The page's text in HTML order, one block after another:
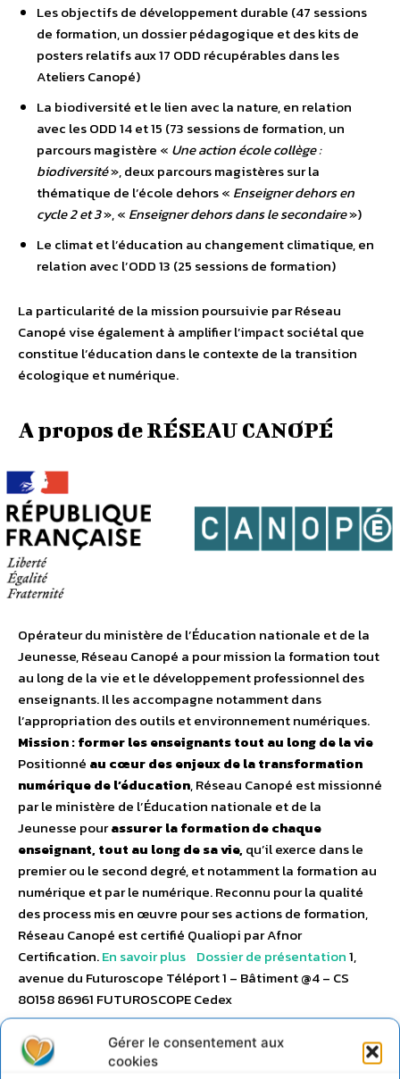
Gérer le consentement aux
cookies
Les objectifs de développement durable (47 sessions
de formation, un dossier pédagogique et des kits de
posters relatifs aux 17 ODD récupérables dans les
Ateliers Canopé)
La biodiversité et le lien avec la nature, en relation
avec les ODD 14 et 15 (73 sessions de formation, un
parcours magistère « Une action école collège :
biodiversité», deux parcours magistères sur la
thématique de l’école dehors « Enseigner dehors en
cycle 2 et 3», « Enseigner dehors dans le secondaire»)
Le climat et l’éducation au changement climatique, en
relation avec l’ODD 13 (25 sessions de formation)
La particularité de la mission poursuivie par Réseau
Canopé vise également à amplifier l’impact sociétal que
constitue l’éducation dans le contexte de la transition
écologique et numérique.
A propos de RÉSEAU CANOPÉ
Opérateur du ministère de l’Éducation nationale et de la
Jeunesse, Réseau Canopé a pour mission la formation tout
au long de la vie et le développement professionnel des
enseignants. Il les accompagne notamment dans
l’appropriation des outils et environnement numériques.
Mission : former les enseignants tout au long de la vie
Positionné au cœur des enjeux de la transformation
numérique de l’éducation, Réseau Canopé est missionné
par le ministère de l’Éducation nationale et de la
Jeunesse pourassurer la formation de chaque
enseignant, tout au long de sa vie,qu’il exerce dans le
premier ou le second degré, et notamment la formation au
numérique et par le numérique. Reconnu pour la qualité
des process mis en œuvre pour ses actions de formation,
Réseau Canopé est certifié Qualiopi par Afnor
Certification.En savoir plus Dossier de présentation1,
avenue du Futuroscope Téléport 1 – Bâtiment @4 – CS
80158 86961 FUTUROSCOPE Cedex